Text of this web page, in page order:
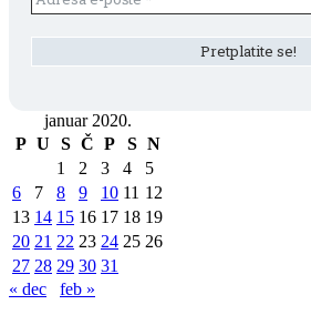
januar 2020.
P U S Č P S N
1
2 3 4
5
6
7 8 9 10 11 12
13 14 15 16 17 18 19
20 21 22 23 24 25 26
27 28 29 30 31
« dec
feb »